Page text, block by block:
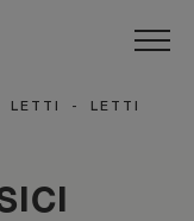
LETTI -
LETTI